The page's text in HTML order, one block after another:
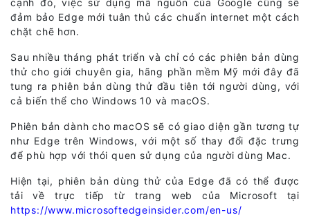
đảm bảo Edge mới tuân thủ các chuẩn internet một cách
chặt chẽ hơn.
Sau nhiều tháng phát triển và chỉ có các phiên bản dùng
thử cho giới chuyên gia, hãng phần mềm Mỹ mới đây đã
tung ra phiên bản dùng thử đầu tiên tới người dùng, với
cả biến thể cho Windows 10 và macOS.
Phiên bản dành cho macOS sẽ có giao diện gần tương tự
như Edge trên Windows, với một số thay đổi đặc trưng
để phù hợp với thói quen sử dụng của người dùng Mac.
Hiện tại, phiên bản dùng thử của Edge đã có thể được
tải về trực tiếp từ trang web của Microsoft tại
https://www.microsoftedgeinsider.com/en-us/